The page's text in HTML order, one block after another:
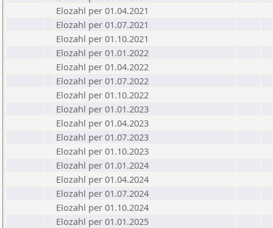
Elozahl per 01.04.2021
Elozahl per 01.07.2021
Elozahl per 01.10.2021
Elozahl per 01.01.2022
Elozahl per 01.04.2022
Elozahl per 01.07.2022
Elozahl per 01.10.2022
Elozahl per 01.01.2023
Elozahl per 01.04.2023
Elozahl per 01.07.2023
Elozahl per 01.10.2023
Elozahl per 01.01.2024
Elozahl per 01.04.2024
Elozahl per 01.07.2024
Elozahl per 01.10.2024
Elozahl per 01.01.2025